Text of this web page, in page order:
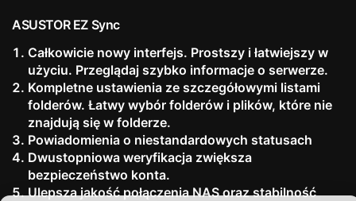
ASUSTOR EZ Sync
Całkowicie nowy interfejs. Prostszy i łatwiejszy w
użyciu. Przeglądaj szybko informacje o serwerze.
Kompletne ustawienia ze szczegółowymi listami
folderów. Łatwy wybór folderów i plików, które nie
znajdują się w folderze.
Powiadomienia o niestandardowych statusach
Dwustopniowa weryfikacja zwiększa
bezpieczeństwo konta.
Ulepsza jakość połączenia NAS oraz stabilność